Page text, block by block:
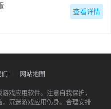
查看详情
网站地图
戏应用软件。注意自我保护，
沉迷游戏应用伤身。合理安排